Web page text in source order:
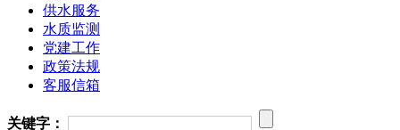
供水服务
水质监测
党建工作
政策法规
客服信箱
关键字：